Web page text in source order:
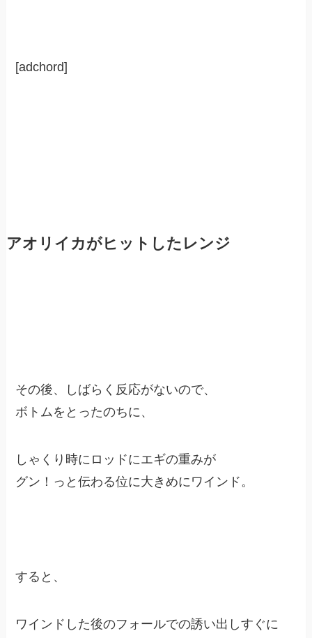
[adchord]
アオリイカがヒットしたレンジ
その後、しばらく反応がないので、
ボトムをとったのちに、
しゃくり時にロッドにエギの重みが
グン！っと伝わる位に大きめにワインド。
すると、
ワインドした後のフォールでの誘い出しすぐに